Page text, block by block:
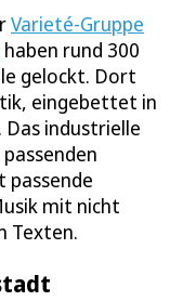
Varieté-Gruppe
haben rund 300
gelockt. Dort
eingebettet in
industrielle
passende
mit nicht
Texten.